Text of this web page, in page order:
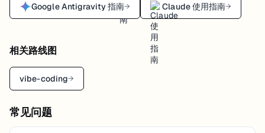
Google Antigravity 指南→ Claude 使用指南→
相关路线图
vibe-coding→
常见问题